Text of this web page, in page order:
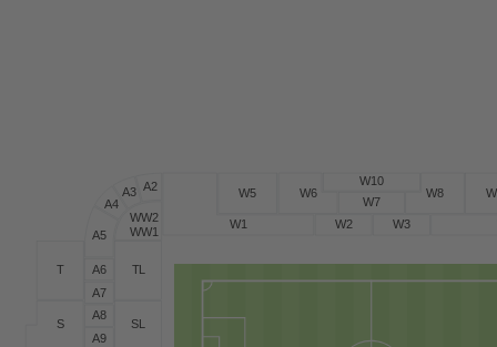
T
S
TL
SL
WW2
WW1
W1 W2 W3
W5 W6
W7
W8
W10
A9
A8
A7
A6
A5
A4
A3 A2